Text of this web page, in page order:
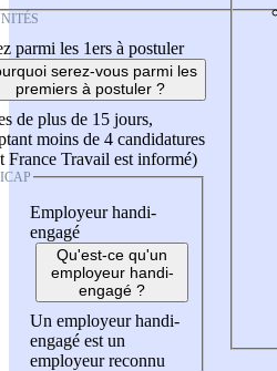
parmi les 1ers à postuler
serez-vous parmi les
premiers à postuler ?
de plus de 15 jours,
moins de 4 candidatures
France Travail est informé)
Employeur handi-
engagé
Qu'est-ce qu'un
employeur handi-
engagé ?
Un employeur handi-
engagé est un
employeur reconnu